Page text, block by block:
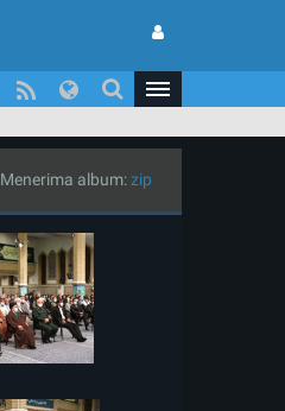
Menerima album:zip